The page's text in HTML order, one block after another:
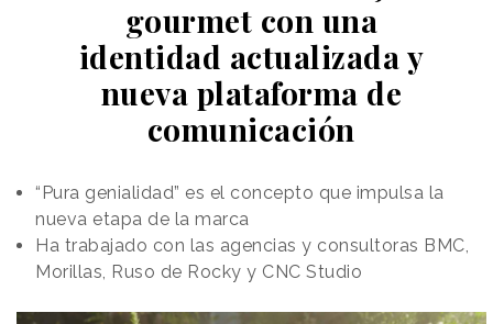
gourmet con una
identidad actualizada y
nueva plataforma de
comunicación
“Pura genialidad” es el concepto que impulsa la
nueva etapa de la marca
Ha trabajado con las agencias y consultoras BMC,
Morillas, Ruso de Rocky y CNC Studio